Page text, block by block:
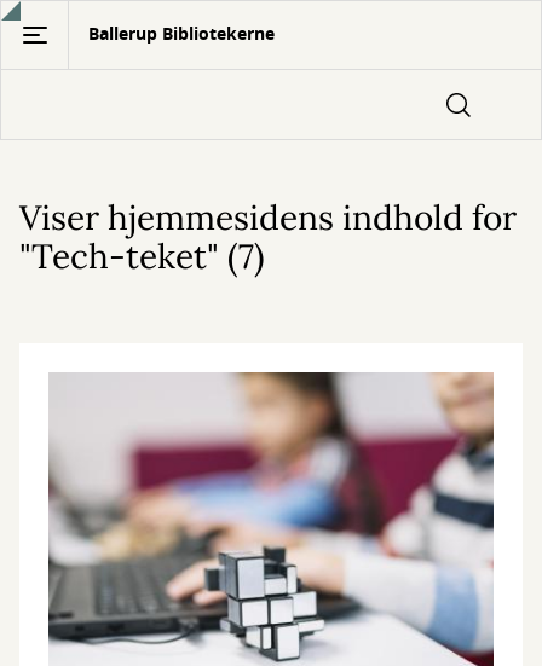
Gå
hovedindhold
Ballerup Bibliotekerne
Viser hjemmesidens indhold for
"Tech-teket" (7)